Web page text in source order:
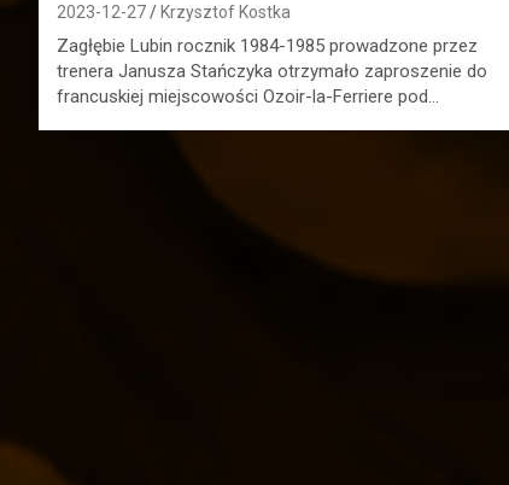
2023-12-27 Krzysztof Kostka
Zagłębie Lubin rocznik 1984-1985 prowadzone przez
trenera Janusza Stańczyka otrzymało zaproszenie do
francuskiej miejscowości Ozoir-la-Ferriere pod…